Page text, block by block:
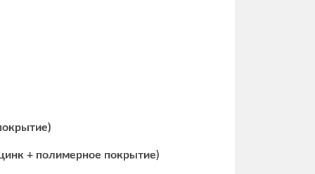
+ полимерное покрытие)